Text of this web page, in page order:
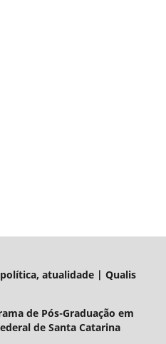
atualidade | Qualis
de Pós-Graduação em
de Santa Catarina